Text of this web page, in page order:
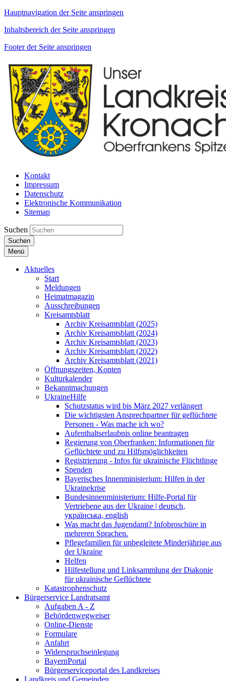
Hauptnavigation der Seite anspringen
Inhaltsbereich der Seite anspringen
Footer der Seite anspringen
Kontakt
Impressum
Datenschutz
Elektronische Kommunikation
Sitemap
Suchen
Suchen
Menü
Aktuelles
Start
Meldungen
Heimatmagazin
Ausschreibungen
Kreisamtsblatt
Archiv Kreisamtsblatt (2025)
Archiv Kreisamtsblatt (2024)
Archiv Kreisamtsblatt (2023)
Archiv Kreisamtsblatt (2022)
Archiv Kreisamtsblatt (2021)
Öffnungszeiten, Konten
Kulturkalender
Bekanntmachungen
UkraineHilfe
Schutzstatus wird bis März 2027 verlängert
Die wichtigsten Ansprechpartner für geflüchtete
Personen - Was mache ich wo?
Aufenthaltserlaubnis online beantragen
Regierung von Oberfranken: Informationen für
Geflüchtete und zu Hilfsmöglichkeiten
Registrierung - Infos für ukrainische Flüchtlinge
Spenden
Bayerisches Innenministerium: Hilfen in der
Ukrainekrise
Bundesinnenministerium: Hilfe-Portal für
Vertriebene aus der Ukraine | deutsch,
українська, english
Was macht das Jugendamt? Infobroschüre in
mehreren Sprachen.
Pflegefamilien für unbegleitete Minderjährige aus
der Ukraine
Helfen
Hilfestellung und Linksammlung der Diakonie
für ukrainische Geflüchtete
Katastrophenschutz
Bürgerservice Landratsamt
Aufgaben A - Z
Behördenwegweiser
Online-Dienste
Formulare
Anfahrt
Widerspruchseinlegung
BayernPortal
Bürgerserviceportal des Landkreises
Landkreis und Gemeinden